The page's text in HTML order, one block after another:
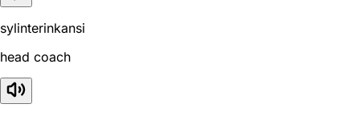
sylinterinkansi
head coach